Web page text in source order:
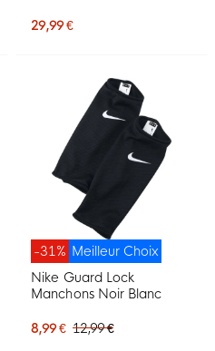
29,99 €
Meilleur Choix
-31%
Nike Guard Lock
Manchons Noir Blanc
8,99 € 12,99 €